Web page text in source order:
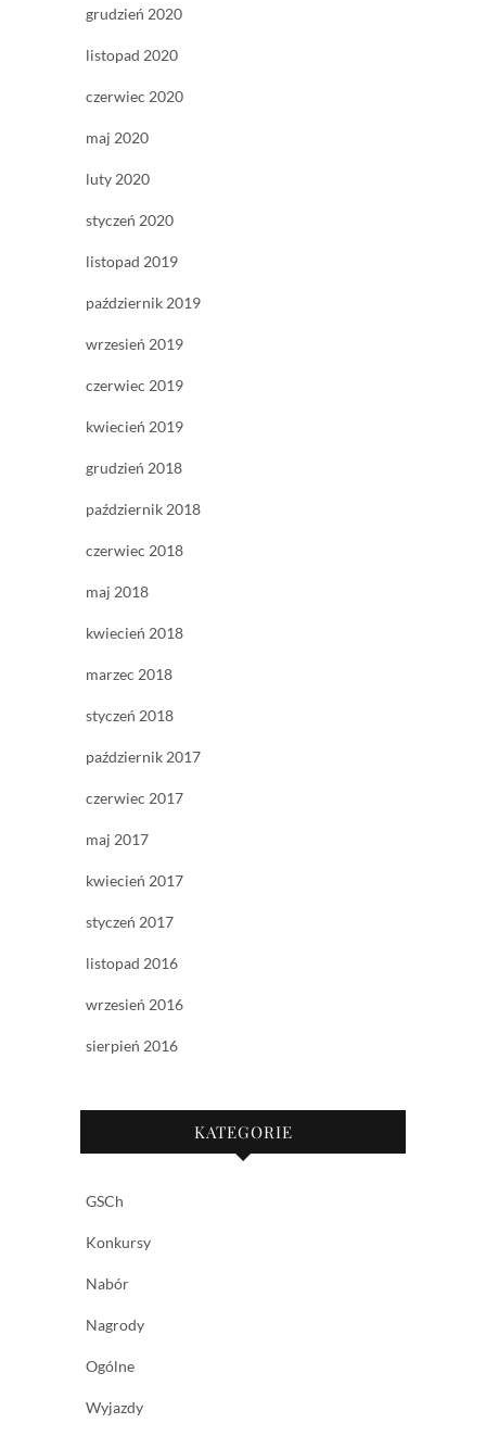
grudzień 2020
listopad 2020
czerwiec 2020
maj 2020
luty 2020
styczeń 2020
listopad 2019
październik 2019
wrzesień 2019
czerwiec 2019
kwiecień 2019
grudzień 2018
październik 2018
czerwiec 2018
maj 2018
kwiecień 2018
marzec 2018
styczeń 2018
październik 2017
czerwiec 2017
maj 2017
kwiecień 2017
styczeń 2017
listopad 2016
wrzesień 2016
sierpień 2016
KATEGORIE
GSCh
Konkursy
Nabór
Nagrody
Ogólne
Wyjazdy